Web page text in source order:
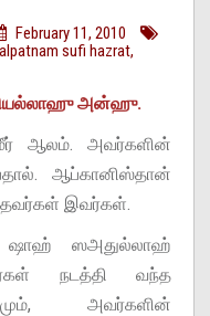
February 11, 2010
sufi hazrat,
அன்ஹு.
ஆலம். அவர்களின்
ஆப்கானிஸ்தான்
இவர்கள்.
ஷாஹ் ஸஅதுல்லாஹ்
நடத்தி வந்த
அவர்களின்